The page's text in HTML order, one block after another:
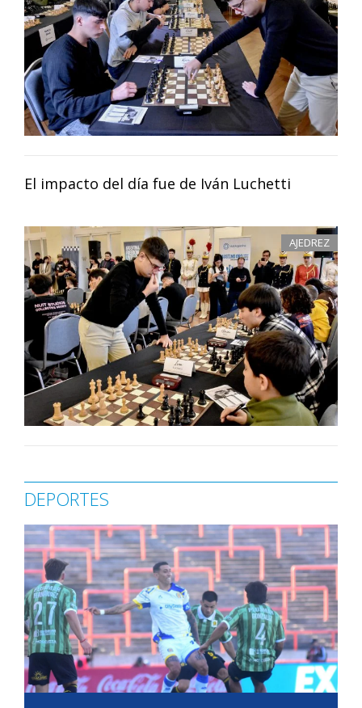
El impacto del día fue de Iván Luchetti
AJEDREZ
DEPORTES